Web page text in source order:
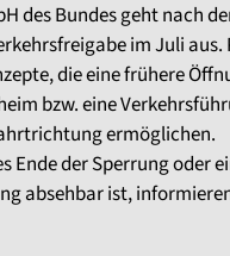
des Bundes geht nach
im Juli aus.
die eine frühere
bzw. eine
ermöglichen.
Ende der Sperrung oder
absehbar ist,